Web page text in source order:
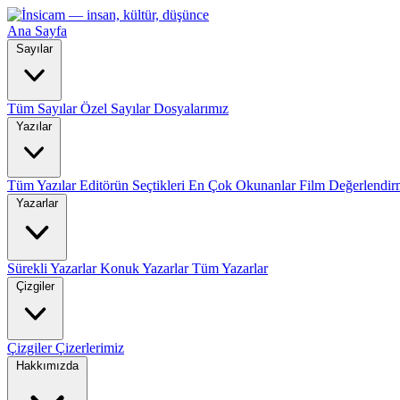
Ana Sayfa
Sayılar
Tüm SayılarÖzel SayılarDosyalarımız
Yazılar
Tüm YazılarEditörün Seçtikleri En Çok OkunanlarFilm
Yazarlar
Sürekli YazarlarKonuk YazarlarTüm Yazarlar
Çizgiler
ÇizgilerÇizerlerimiz
Hakkımızda